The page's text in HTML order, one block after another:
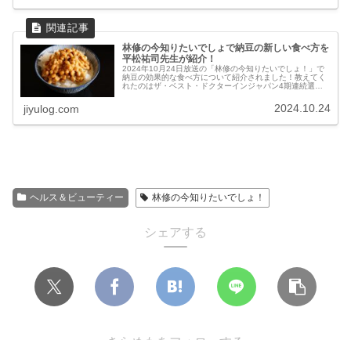
林修の今知りたいでしょで納豆の新しい食べ方を
平松祐司先生が紹介！
2024年10月24日放送の「林修の今知りたいでしょ！」で
納豆の効果的な食べ方について紹介されました！教えてく
れたのはザ・ベスト・ドクターインジャパン4期連続選出
jiyulog.com 2024.10.24
ヘルス＆ビューティー 林修の今知りたいでしょ！
シェアする